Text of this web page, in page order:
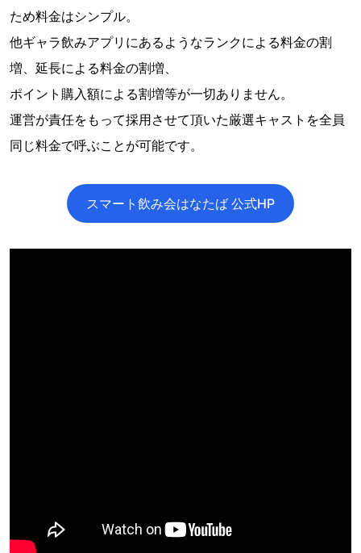
ため料金はシンプル。
他ギャラ飲みアプリにあるようなランクによる料金の割
増、延長による料金の割増、
ポイント購入額による割増等が一切ありません。
運営が責任をもって採用させて頂いた厳選キャストを全員
同じ料金で呼ぶことが可能です。
スマート飲み会はなたば 公式HP